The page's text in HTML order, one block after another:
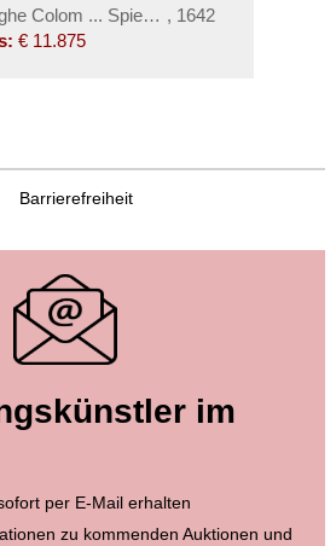
Colom ... Spiegel der Zee
, 1642
€ 11.875
Barrierefreiheit
im
per E-Mail erhalten
zu kommenden Auktionen und